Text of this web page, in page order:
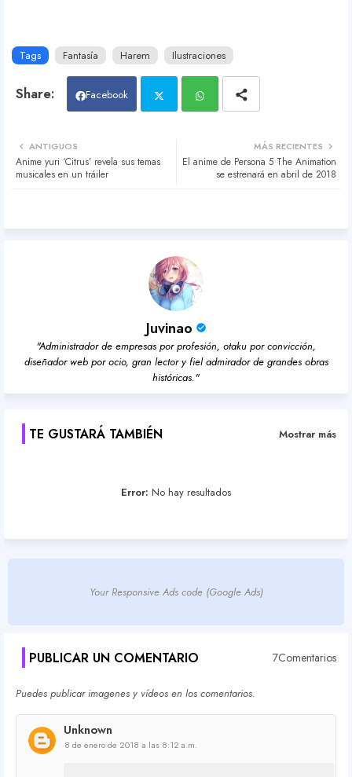
Tags Fantasía Harem Ilustraciones
Facebook
ter atsa
MÁS RECIENTES
El anime de Persona 5 The Animation
se estrenará en abril de 2018
ANTIGUOS
Anime yuri ‘Citrus’ revela sus temas
musicales en un tráiler
Juvinao
"Administrador de empresas por profesión, otaku por convicción,
diseñador web por ocio, gran lector y fiel admirador de grandes obras
históricas."
TE GUSTARÁ TAMBIÉN Mostrar más
Error: No hay resultados
Your Responsive Ads code (Google Ads)
PUBLICAR UN COMENTARIO 7Comentarios
Puedes publicar imagenes y vídeos en los comentarios.
Unknown
8 de enero de 2018 a las 8:12 a.m.